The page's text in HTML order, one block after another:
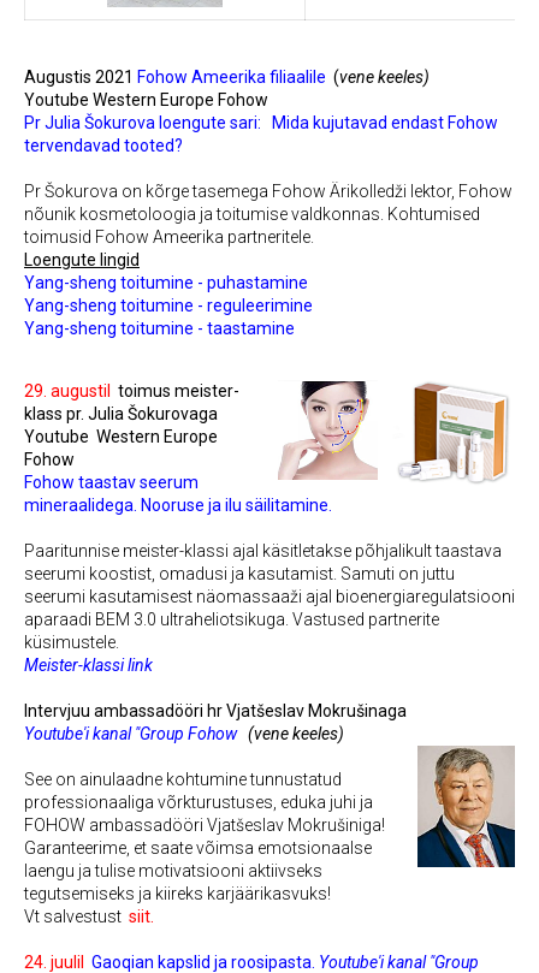
Augustis 2021 Fohow Ameerika filiaalile (vene keeles)
Youtube Western Europe Fohow
Pr Julia Šokurova loengute sari: Mida kujutavad endast Fohow
tervendavad tooted?
Pr Šokurova on kõrge tasemega Fohow Ärikolledži lektor, Fohow
nõunik kosmetoloogia ja toitumise valdkonnas. Kohtumised
toimusid Fohow Ameerika partneritele.
Loengute lingid
Yang-sheng toitumine - puhastamine
Yang-sheng toitumine - reguleerimine
Yang-sheng toitumine - taastamine
29. augustil toimus meister-
klass pr. Julia Šokurovaga
Youtube Western Europe
Fohow
Fohow taastav seerum
mineraalidega. Nooruse ja ilu säilitamine.
Paaritunnise meister-klassi ajal käsitletakse põhjalikult taastava
seerumi koostist, omadusi ja kasutamist. Samuti on juttu
seerumi kasutamisest näomassaaži ajal bioenergiaregulatsiooni
aparaadi BEM 3.0 ultraheliotsikuga. Vastused partnerite
küsimustele.
Meister-klassi link
Intervjuu ambassadööri hr Vjatšeslav Mokrušinaga
Youtube'i kanal "Group Fohow (vene keeles)
See on ainulaadne kohtumine tunnustatud
professionaaliga võrkturustuses, eduka juhi ja
FOHOW ambassadööri Vjatšeslav Mokrušiniga!
Garanteerime, et saate võimsa emotsionaalse
laengu ja tulise motivatsiooni aktiivseks
tegutsemiseks ja kiireks karjäärikasvuks!
Vt salvestust siit.
24. juulil Gaoqian kapslid ja roosipasta. Youtube'i kanal "Group